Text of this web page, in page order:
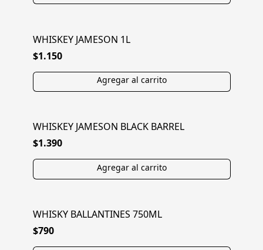
WHISKEY JAMESON 1L
$1.150
WHISKEY JAMESON BLACK BARREL
$1.390
WHISKY BALLANTINES 750ML
$790